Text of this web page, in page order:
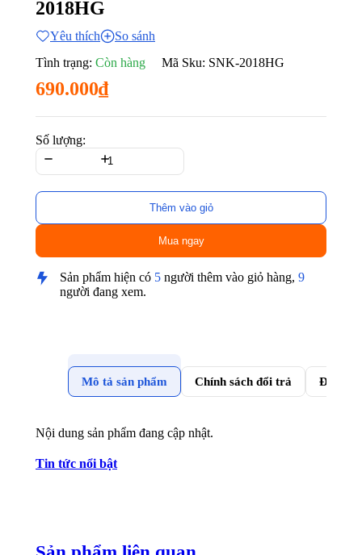
2018HG
Yêu thích
So sánh
Tình trạng: Còn hàng Mã Sku: SNK-2018HG
690.000₫
Số lượng:
Thêm vào giỏ
Mua ngay
Sản phẩm hiện có 5 người thêm vào giỏ hàng, 9
người đang xem.
Mô tả sản phẩm Chính sách đổi trả Đánh
Nội dung sản phẩm đang cập nhật.
Tin tức nổi bật